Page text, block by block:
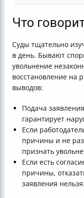
Что
Суды тщательно
в день. Бывают
увольнение
восстановление на
выводов:
Подача
гарантирует
Если
причины и не
признать
Если есть
причины,
заявления нельзя.